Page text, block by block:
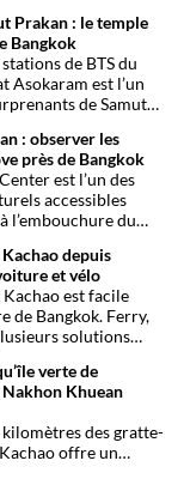
son célèbre
et son
sikh, ce quartier
au cœur de
Prakan : le temple
Bangkok
de BTS du
Asokaram est l’un
de Samut
son atmosphère
dans la pratique
une excursion
touristiques
: observer les
près de Bangkok
est l’un des
accessibles
l’embouchure du
des
l’observation de
chaque année.
depuis
et vélo
est facile
de Bangkok. Ferry,
solutions
verte de
Khuean
des gratte-
offre un